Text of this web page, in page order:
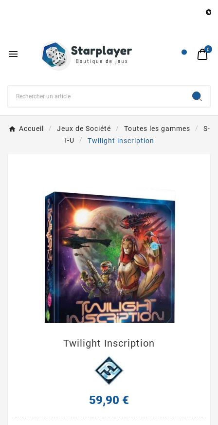

 0
Accueil Jeux de Société Toutes les gammes
S-
T-U
Twilight inscription
Twilight Inscription
59,90 €